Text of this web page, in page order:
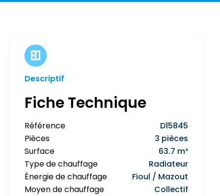
Descriptif
Fiche Technique
Référence
D15845
Pièces
3 pièces
Surface
63.7 m²
Type de chauffage
Radiateur
Énergie de chauffage
Fioul / Mazout
Moyen de chauffage
Collectif